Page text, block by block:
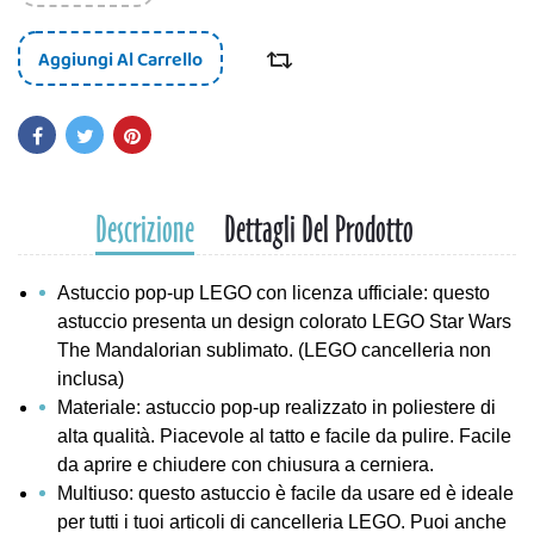
Aggiungi Al Carrello
Descrizione Dettagli Del Prodotto
Astuccio pop-up LEGO con licenza ufficiale: questo
astuccio presenta un design colorato LEGO Star Wars
The Mandalorian sublimato. (LEGO cancelleria non
inclusa)
Materiale: astuccio pop-up realizzato in poliestere di
alta qualità. Piacevole al tatto e facile da pulire. Facile
da aprire e chiudere con chiusura a cerniera.
Multiuso: questo astuccio è facile da usare ed è ideale
per tutti i tuoi articoli di cancelleria LEGO. Puoi anche